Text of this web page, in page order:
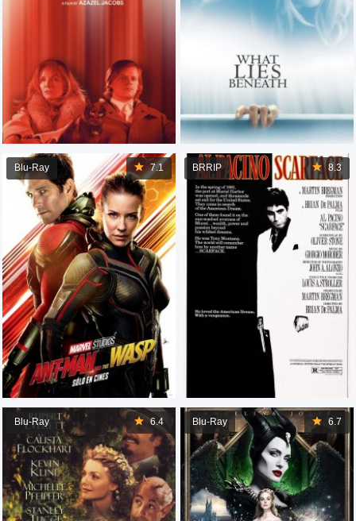
8.3
BRRIP
7.1
Blu-Ray
6.7
Blu-Ray
6.4
Blu-Ray